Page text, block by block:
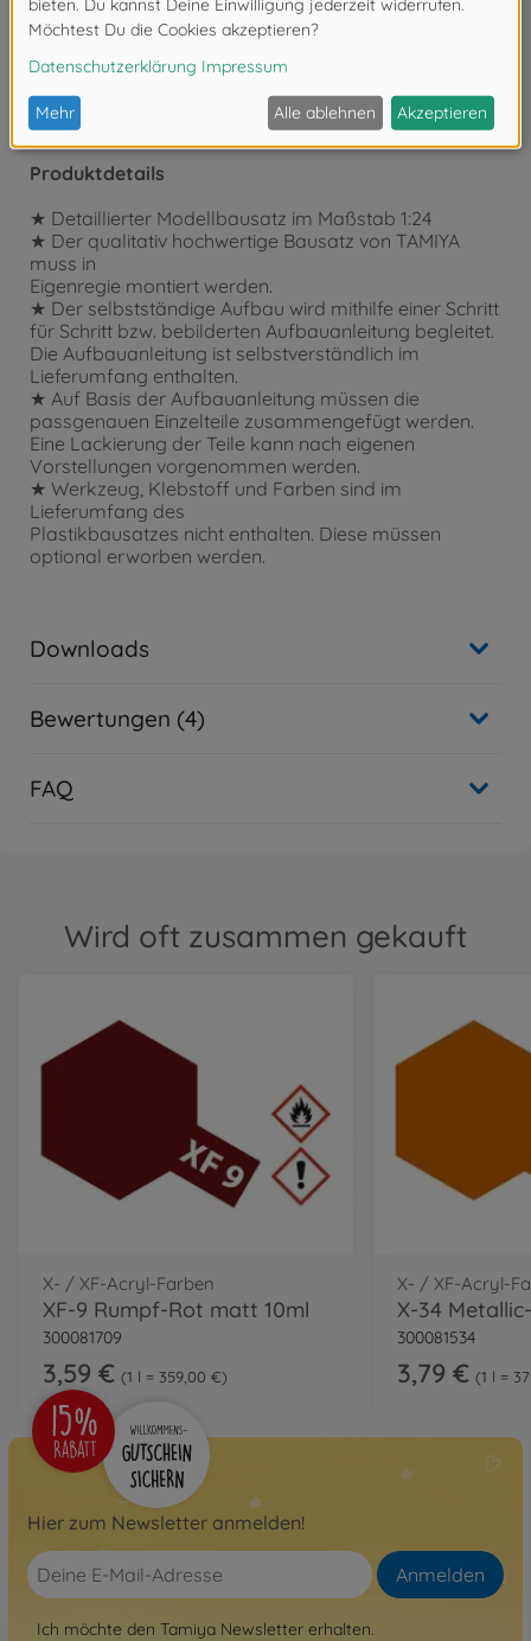
Achtung!Nicht für Kinder unter 14 Jahren geeignet.
Produktdetails
★ Detaillierter Modellbausatz im Maßstab 1:24
★ Der qualitativ hochwertige Bausatz von TAMIYA
muss in
Eigenregie montiert werden.
★ Der selbstständige Aufbau wird mithilfe einer Schritt
für Schritt bzw. bebilderten Aufbauanleitung begleitet.
Die Aufbauanleitung ist selbstverständlich im
Lieferumfang enthalten.
★ Auf Basis der Aufbauanleitung müssen die
passgenauen Einzelteile zusammengefügt werden.
Eine Lackierung der Teile kann nach eigenen
Vorstellungen vorgenommen werden.
★ Werkzeug, Klebstoff und Farben sind im
Lieferumfang des
Plastikbausatzes nicht enthalten. Diese müssen
optional erworben werden.
Downloads
Bewertungen (4)
FAQ
Wird oft zusammen gekauft
X- / XF-Acryl-Farben
XF-9 Rumpf-Rot matt 10ml
300081709
3,59 € 1 l = 359,00 €
X- / XF-Acryl-
300081534
3,79 € 1 l =
Hier zum Newsletter anmelden!
Anmelden
Ich möchte den Tamiya Newsletter erhalten.